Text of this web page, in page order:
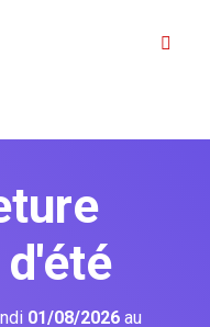
01/08/2026 au